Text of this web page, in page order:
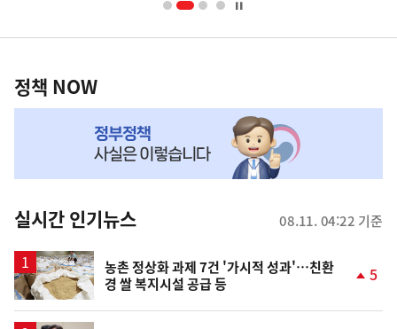
영
책
NOW,
뉴
스
정책 NOW
실시간 인기뉴스 08.11. 04:22 기준
농촌 정상화 과제 7건 '가시적 성과'…친환
경 쌀 복지시설 공급 등
계
5